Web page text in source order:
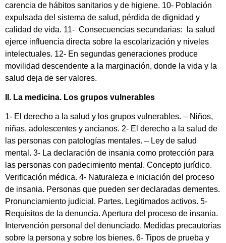
carencia de hábitos sanitarios y de higiene. 10- Población
expulsada del sistema de salud, pérdida de dignidad y
calidad de vida. 11- Consecuencias secundarias: la salud
ejerce influencia directa sobre la escolarización y niveles
intelectuales. 12- En segundas generaciones produce
movilidad descendente a la marginación, donde la vida y la
salud deja de ser valores.
II. La medicina. Los grupos vulnerables
1- El derecho a la salud y los grupos vulnerables. – Niños,
niñas, adolescentes y ancianos. 2- El derecho a la salud de
las personas con patologías mentales. – Ley de salud
mental. 3- La declaración de insania como protección para
las personas con padecimiento mental. Concepto jurídico.
Verificación médica. 4- Naturaleza e iniciación del proceso
de insania. Personas que pueden ser declaradas dementes.
Pronunciamiento judicial. Partes. Legitimados activos. 5-
Requisitos de la denuncia. Apertura del proceso de insania.
Intervención personal del denunciado. Medidas precautorias
sobre la persona y sobre los bienes. 6- Tipos de prueba y